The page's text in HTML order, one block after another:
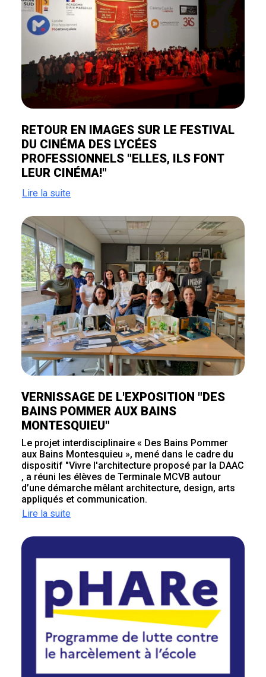
RETOUR EN IMAGES SUR LE FESTIVAL
DU CINÉMA DES LYCÉES
PROFESSIONNELS "ELLES, ILS FONT
LEUR CINÉMA!"
Lire la suite
VERNISSAGE DE L'EXPOSITION "DES
BAINS POMMER AUX BAINS
MONTESQUIEU"
Le projet interdisciplinaire « Des Bains Pommer
aux Bains Montesquieu », mené dans le cadre du
dispositif "Vivre l'architecture proposé par la DAAC
, a réuni les élèves de Terminale MCVB autour
d’une démarche mêlant architecture, design, arts
appliqués et communication.
Lire la suite